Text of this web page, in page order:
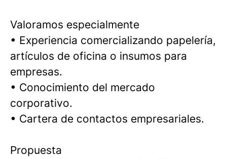
Valoramos especialmente
• Experiencia comercializando papelería,
artículos de oficina o insumos para
empresas.
• Conocimiento del mercado
corporativo.
• Cartera de contactos empresariales.
Propuesta